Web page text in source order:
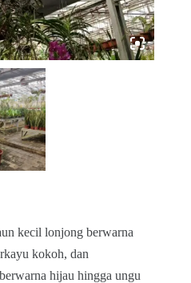
kecil lonjong berwarna
kokoh, dan
hijau hingga ungu